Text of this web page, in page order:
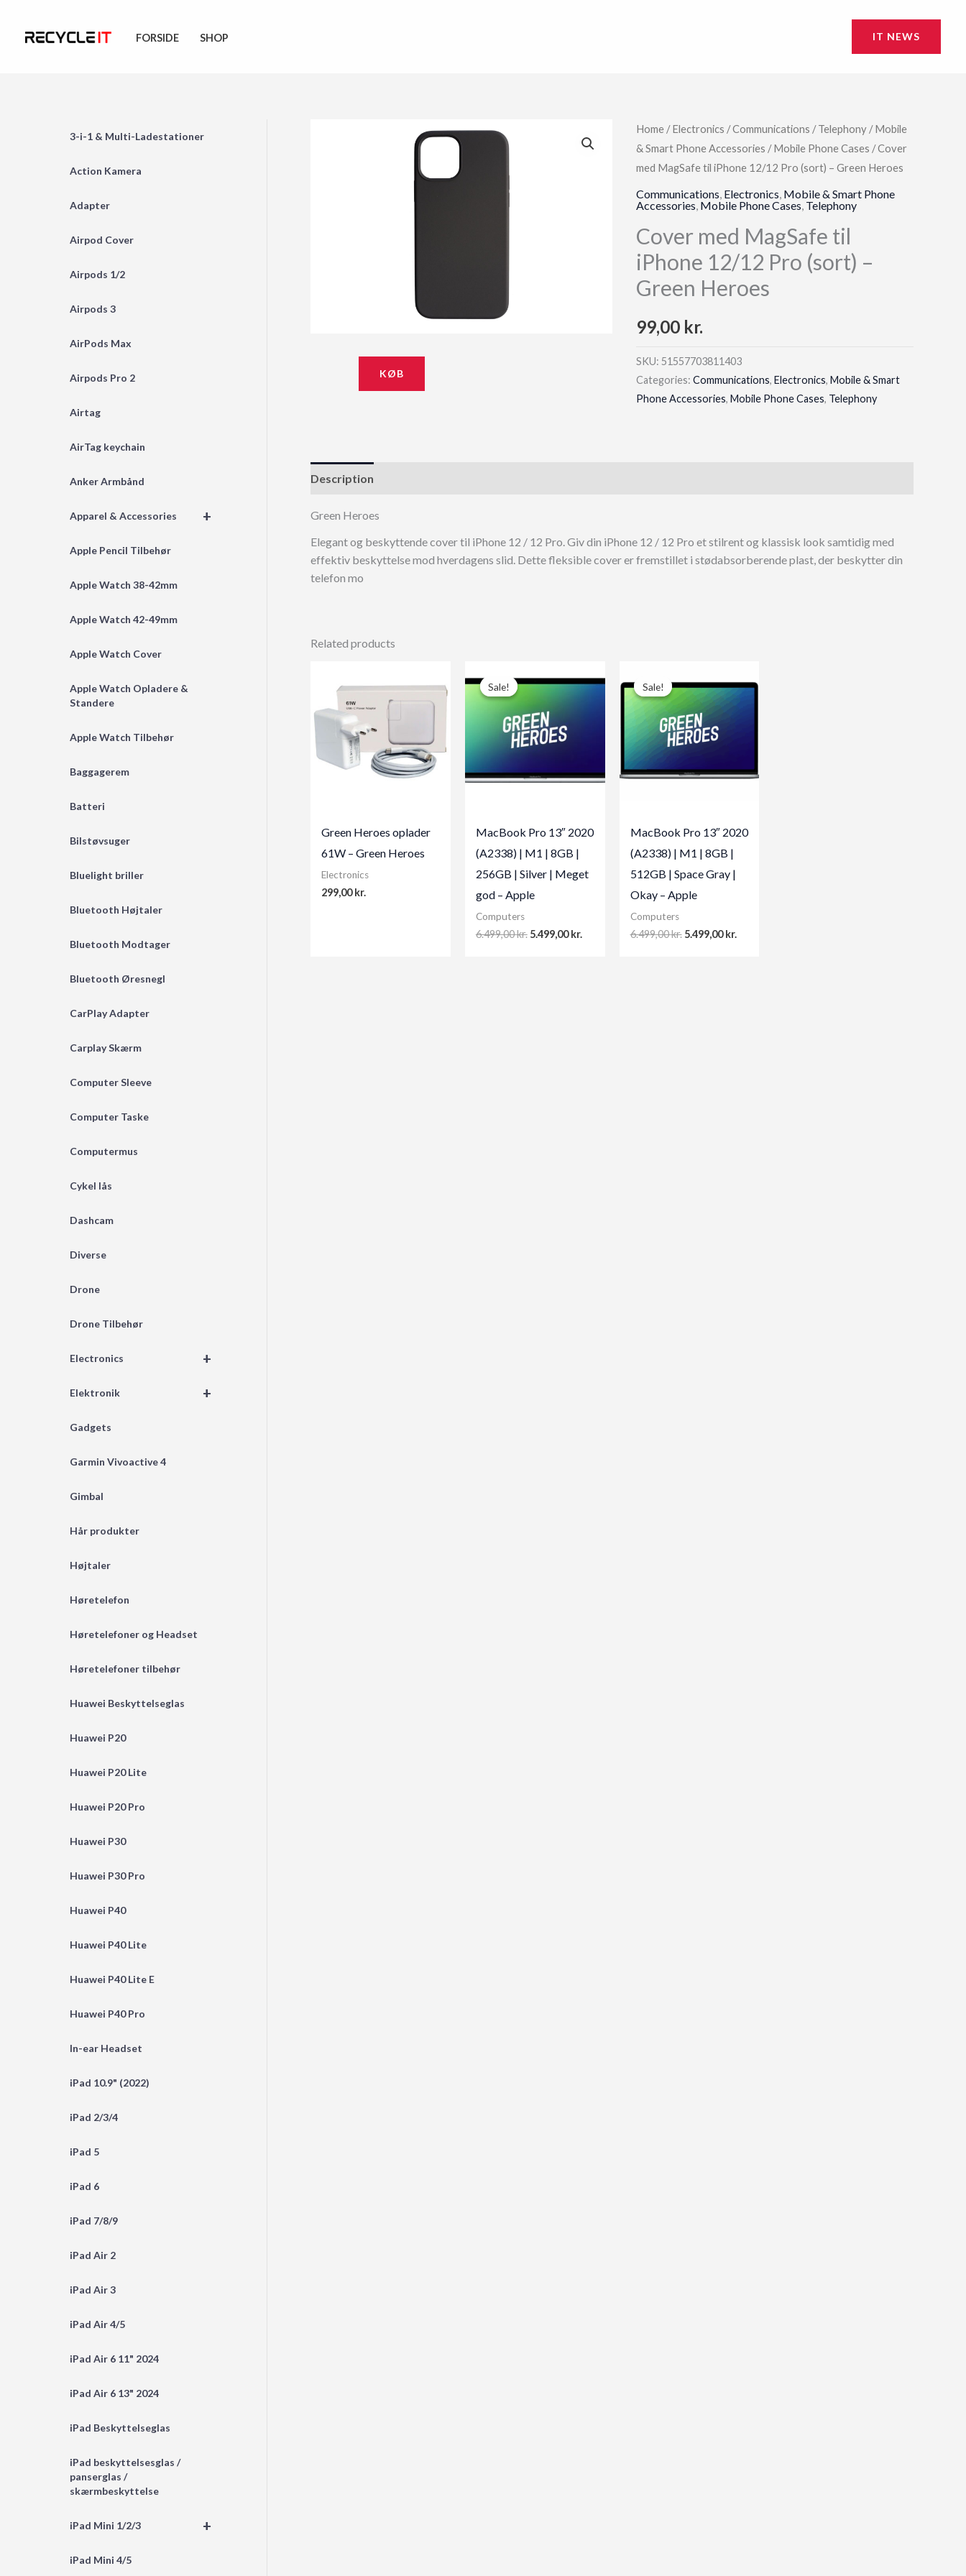
FORSIDE SHOP IT NEWS
3-i-1 & Multi-Ladestationer
Action Kamera
Adapter
Airpod Cover
Airpods 1/2
Airpods 3
AirPods Max
Airpods Pro 2
Airtag
AirTag keychain
Anker Armbånd
+
Apparel & Accessories
Apple Pencil Tilbehør
Apple Watch 38-42mm
Apple Watch 42-49mm
Apple Watch Cover
Apple Watch Opladere &
Standere
Apple Watch Tilbehør
Baggagerem
Batteri
Bilstøvsuger
Bluelight briller
Bluetooth Højtaler
Bluetooth Modtager
Bluetooth Øresnegl
CarPlay Adapter
Carplay Skærm
Computer Sleeve
Computer Taske
Computermus
Cykel lås
Dashcam
Diverse
Drone
Drone Tilbehør
+
Electronics
+
Elektronik
Gadgets
Garmin Vivoactive 4
Gimbal
Hår produkter
Højtaler
Høretelefon
Høretelefoner og Headset
Høretelefoner tilbehør
Huawei Beskyttelseglas
Huawei P20
Huawei P20 Lite
Huawei P20 Pro
Huawei P30
Huawei P30 Pro
Huawei P40
Huawei P40 Lite
Huawei P40 Lite E
Huawei P40 Pro
In-ear Headset
iPad 10.9" (2022)
iPad 2/3/4
iPad 5
iPad 6
iPad 7/8/9
iPad Air 2
iPad Air 3
iPad Air 4/5
iPad Air 6 11" 2024
iPad Air 6 13" 2024
iPad Beskyttelseglas
iPad beskyttelsesglas /
panserglas /
skærmbeskyttelse
+
iPad Mini 1/2/3
iPad Mini 4/5
Home /Electronics /Communications /Telephony /Mobile
& Smart Phone Accessories /Mobile Phone Cases / Cover
med MagSafe til iPhone 12/12 Pro (sort) – Green Heroes
Communications Electronics Mobile & Smart Phone
Accessories Mobile Phone Cases Telephony
Cover med MagSafe til
iPhone 12/12 Pro (sort) –
Green Heroes
99,00 kr.
SKU:51557703811403
Categories:Communications,Electronics,Mobile & Smart
Phone Accessories,Mobile Phone Cases, Telephony
KØB
Description
Green Heroes
Elegant og beskyttende cover til iPhone 12 / 12 Pro. Giv din iPhone 12 / 12 Pro et stilrent og klassisk look samtidig med
effektiv beskyttelse mod hverdagens slid. Dette fleksible cover er fremstillet i stødabsorberende plast, der beskytter din
telefon mo
Related products
Green Heroes oplader
61W – Green Heroes
Electronics
299,00kr.
Sale!
Sale!
MacBook Pro 13″ 2020
(A2338) | M1 | 8GB |
256GB | Silver | Meget
god – Apple
Computers
6.499,00kr. Original
5.499,00kr.
Sale!
Sale!
MacBook Pro 13″ 2020
(A2338) | M1 | 8GB |
512GB | Space Gray |
Okay – Apple
Computers
6.499,00kr. Original
5.499,00kr.